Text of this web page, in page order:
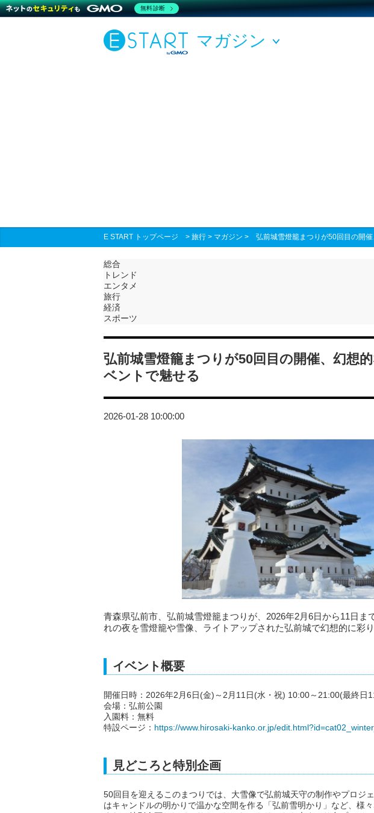
マガジン
E START トップページ > 旅行 > マガジン > 弘前城雪燈籠まつりが50回目の開
総合
トレンド
エンタメ
旅行
経済
スポーツ
弘前城雪燈籠まつりが50回目の開催、幻想
ベントで魅せる
2026-01-28 10:00:00
青森県弘前市、弘前城雪燈籠まつりが、2026年2月6日から11日ま
れの夜を雪燈籠や雪像、ライトアップされた弘前城で幻想的に彩り
イベント概要
開催日時：2026年2月6日(金)～2月11日(水・祝) 10:00～21:00(最終日
会場：弘前公園
入園料：無料
特設ページ： https://www.hirosaki-kanko.or.jp/
見どころと特別企画
50回目を迎えるこのまつりでは、大雪像で弘前城天守の制作やプロジ
はキャンドルの明かりで温かな空間を作る「弘前雪明かり」など、様々
無料診断